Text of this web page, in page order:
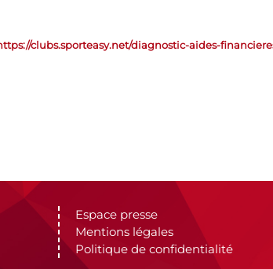
clubs.sporteasy.net/diagnostic-aides-
Espace presse
Mentions légales
Politique de confidentialité